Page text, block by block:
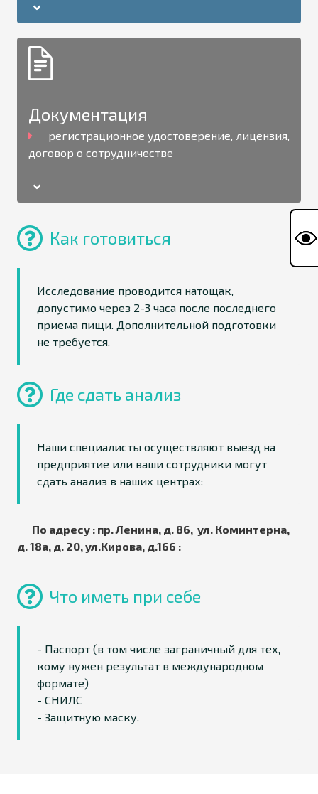
Документация
регистрационное удостоверение, лицензия,
договор о сотрудничестве
Как готовиться
Исследование проводится натощак,
допустимо через 2-3 часа после последнего
приема пищи. Дополнительной подготовки
не требуется.
Где сдать анализ
Наши специалисты осуществляют выезд на
предприятие или ваши сотрудники могут
сдать анализ в наших центрах:
По адресу : пр. Ленина, д. 86, ул. Коминтерна,
д. 18а, д. 20, ул.Кирова, д.166 :
Что иметь при себе
- Паспорт (в том числе заграничный для тех,
кому нужен результат в международном
формате)
- СНИЛС
- Защитную маску.